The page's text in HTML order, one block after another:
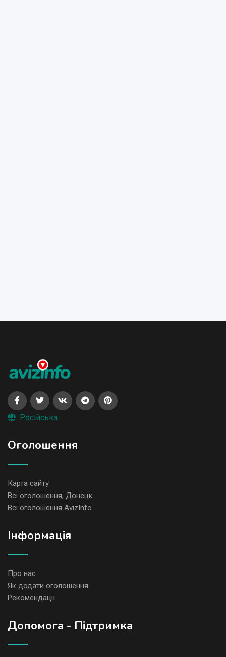
Російська
Оголошення
Карта сайту
Всі оголошення, Донецк
Всі оголошення AvizInfo
Iнформація
Про нас
Як додати оголошення
Рекомендації
Допомога - Підтримка